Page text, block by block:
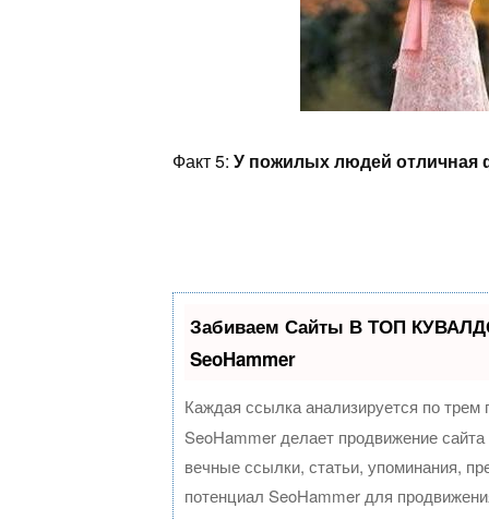
Факт 5: У пожилых людей отличная
Забиваем Сайты В ТОП
SeoHammer
Каждая ссылка анализируется по трем
SeoHammer делает продвижение
вечные ссылки, статьи, упоминания,
потенциал SeoHammer для